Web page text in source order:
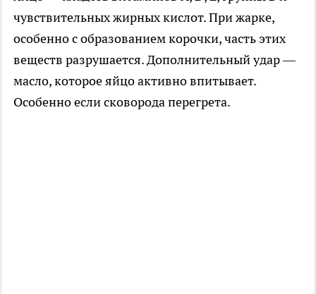
чувствительных жирных кислот. При жарке,
особенно с образованием корочки, часть этих
веществ разрушается. Дополнительный удар —
масло, которое яйцо активно впитывает.
Особенно если сковорода перегрета.